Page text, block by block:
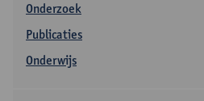
Onderzoek
Publicaties
Onderwijs